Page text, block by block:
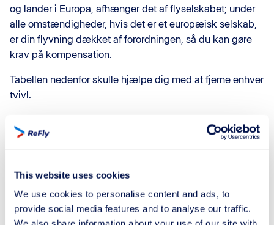
This website uses cookies
We use cookies to personalise content and ads, to
provide social media features and to analyse our traffic.
og lander i Europa, afhænger det af flyselskabet; under
alle omstændigheder, hvis det er et europæisk selskab,
er din flyvning dækket af forordningen, så du kan gøre
krav på kompensation.
Tabellen nedenfor skulle hjælpe dig med at fjerne enhver
tvivl.
Ikke-
europæisk
Fra europæisklandtil
europæiskland
Fra europæisklandtil Dækket Dækket